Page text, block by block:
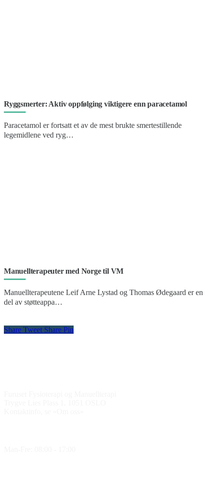
Ryggsmerter: Aktiv oppfølging viktigere enn paracetamol
Paracetamol er fortsatt et av de mest brukte smertestillende
legemidlene ved ryg…
Manuellterapeuter med Norge til VM
Manuellterapeutene Leif Arne Lystad og Thomas Ødegaard er en
del av støtteappa…
Share Tweet Share Pin